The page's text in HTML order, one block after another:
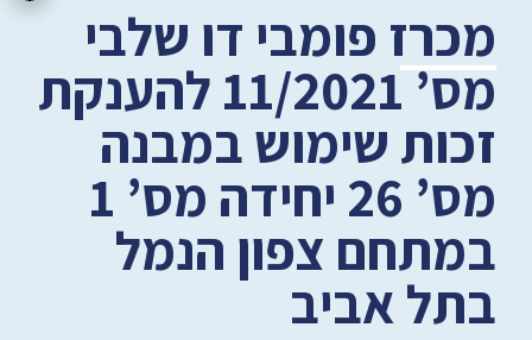
מכרז פומבי דו שלבי
מס’ 11/2021 להענקת
זכות שימוש במבנה
מס’ 26 יחידה מס’ 1
במתחם צפון הנמל
בתל אביב